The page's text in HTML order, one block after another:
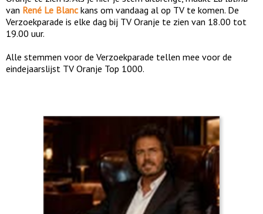
van René Le Blanckans om vandaag al op TV te komen. De
Verzoekparade is elke dag bij TV Oranje te zien van 18.00 tot
19.00 uur.
Alle stemmen voor de Verzoekparade tellen mee voor de
eindejaarslijst TV Oranje Top 1000.